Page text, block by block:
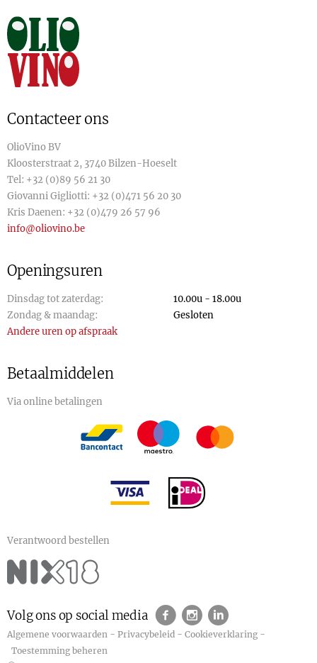
Contacteer ons
OlioVino BV
Kloosterstraat 2, 3740 Bilzen-Hoeselt
Tel: +32 (0)89 56 21 30
Giovanni Gigliotti: +32 (0)471 56 20 30
Kris Daenen: +32 (0)479 26 57 96
info@oliovino.be
Openingsuren
Dinsdag tot zaterdag:
10.00u - 18.00u
Zondag & maandag:
Gesloten
Andere uren op afspraak
Betaalmiddelen
Via online betalingen
Verantwoord bestellen
Volg ons op social media
Algemene voorwaarden -Privacybeleid -Cookieverklaring -
Toestemming beheren